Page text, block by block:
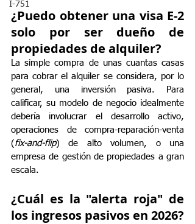
I-751
¿Puedo obtener una visa E-2
solo por ser dueño de
propiedades de alquiler?
La simple compra de unas cuantas casas
para cobrar el alquiler se considera, por lo
general, una inversión pasiva. Para
calificar, su modelo de negocio idealmente
debería involucrar el desarrollo activo,
operaciones de compra-reparación-venta
( fix-and-flip) de alto volumen, o una
empresa de gestión de propiedades a gran
escala.
¿Cuál es la "alerta roja" de
los ingresos pasivos en 2026?